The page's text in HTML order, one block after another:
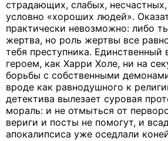
страдающих, слабых,
условно «хороших людей».
практически невозможно: либо
жертва, но роль жертвы все
тебя преступника.
героем, как Харри Холе, ни на
борьбы с собственными
вроде как равнодушного к
детектива вылезает суровая
мораль: и не отмыться от
вериги и посты не помогут, и
апокалипсиса уже оседлали